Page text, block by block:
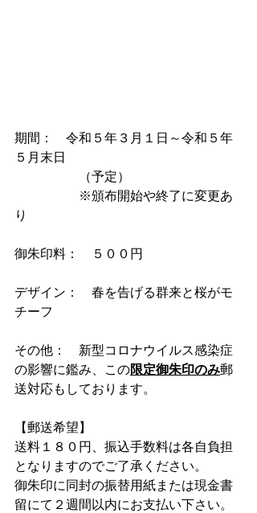
期間：　令和５年３月１日～令和５年
５月末日
（予定）
※頒布開始や終了に変更あ
り
御朱印料：　５００円
デザイン：　春を告げる群来と桜がモ
チーフ
その他：　新型コロナウイルス感染症
の影響に鑑み、この限定御朱印のみ郵
送対応もしております。
【郵送希望】
送料１８０円、振込手数料は各自負担
となりますのでご了承ください。
御朱印に同封の振替用紙または現金書
留にて２週間以内にお支払い下さい。